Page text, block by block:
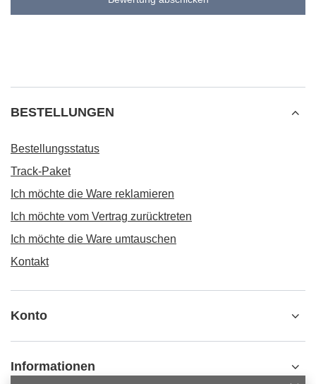
BESTELLUNGEN
Bestellungsstatus
Track-Paket
Ich möchte die Ware reklamieren
Ich möchte vom Vertrag zurücktreten
Ich möchte die Ware umtauschen
Kontakt
Konto
Informationen